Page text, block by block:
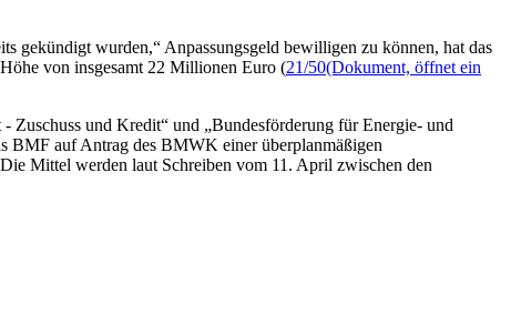
gekündigt wurden,“ Anpassungsgeld bewilligen zu können, hat das
von insgesamt 22 Millionen Euro (21/50(Dokument, öffnet ein
Zuschuss und Kredit“ und „Bundesförderung für Energie- und
BMF auf Antrag des BMWK einer überplanmäßigen
Mittel werden laut Schreiben vom 11. April zwischen den